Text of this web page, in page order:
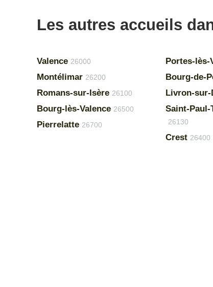
Les autres accueils
Valence 26000
Montélimar 26200
Romans-sur-Isère 26100
Bourg-lès-Valence 26500
Pierrelatte 26700
Portes-lès-
Bourg-de-
Livron-sur-
Saint-Paul-
26130
Crest 26400